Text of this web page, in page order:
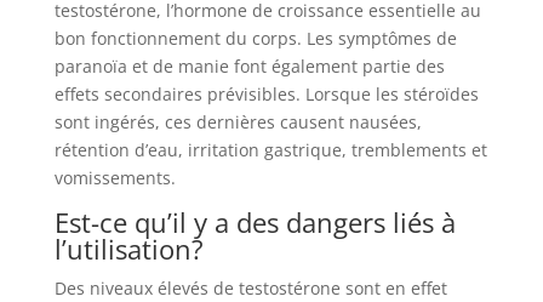
testostérone, l’hormone de croissance essentielle au
bon fonctionnement du corps. Les symptômes de
paranoïa et de manie font également partie des
effets secondaires prévisibles. Lorsque les stéroïdes
sont ingérés, ces dernières causent nausées,
rétention d’eau, irritation gastrique, tremblements et
vomissements.
Est-ce qu’il y a des dangers liés à
l’utilisation?
Des niveaux élevés de testostérone sont en effet